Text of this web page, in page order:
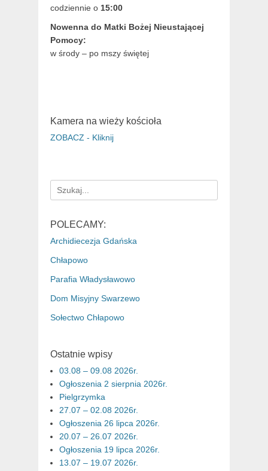
codziennie o 15:00
Nowenna do Matki Bożej Nieustającej
Pomocy:
w środy – po mszy świętej
Kamera na wieży kościoła
ZOBACZ - Kliknij
Search
for:
POLECAMY:
Archidiecezja Gdańska
Chłapowo
Parafia Władysławowo
Dom Misyjny Swarzewo
Sołectwo Chłapowo
Ostatnie wpisy
03.08 – 09.08 2026r.
Ogłoszenia 2 sierpnia 2026r.
Pielgrzymka
27.07 – 02.08 2026r.
Ogłoszenia 26 lipca 2026r.
20.07 – 26.07 2026r.
Ogłoszenia 19 lipca 2026r.
13.07 – 19.07 2026r.